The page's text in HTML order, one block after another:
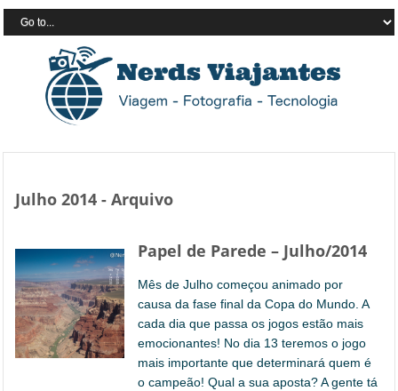
Julho 2014 - Arquivo
Papel de Parede – Julho/2014
Mês de Julho começou animado por
causa da fase final da Copa do Mundo. A
cada dia que passa os jogos estão mais
emocionantes! No dia 13 teremos o jogo
mais importante que determinará quem é
o campeão! Qual a sua aposta? A gente tá